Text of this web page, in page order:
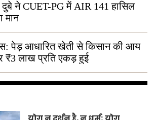
ने CUET-PG में AIR 141 हासिल
मान
पेड़ आधारित खेती से किसान की आय
₹3 लाख प्रति एकड़ हुई